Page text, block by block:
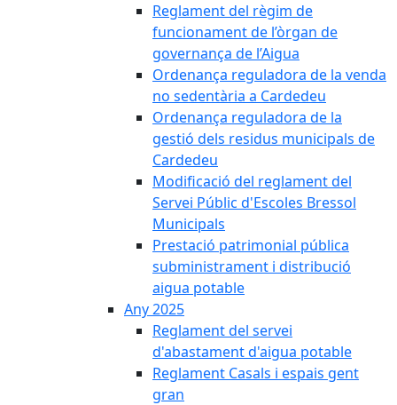
Reglament del règim de
funcionament de l’òrgan de
governança de l’Aigua
Ordenança reguladora de la venda
no sedentària a Cardedeu
Ordenança reguladora de la
gestió dels residus municipals de
Cardedeu
Modificació del reglament del
Servei Públic d'Escoles Bressol
Municipals
Prestació patrimonial pública
subministrament i distribució
aigua potable
Any 2025
Reglament del servei
d'abastament d'aigua potable
Reglament Casals i espais gent
gran